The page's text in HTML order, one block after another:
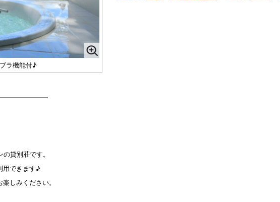
ラ機能付♪
貸別荘です。
用できます♪
しみください。